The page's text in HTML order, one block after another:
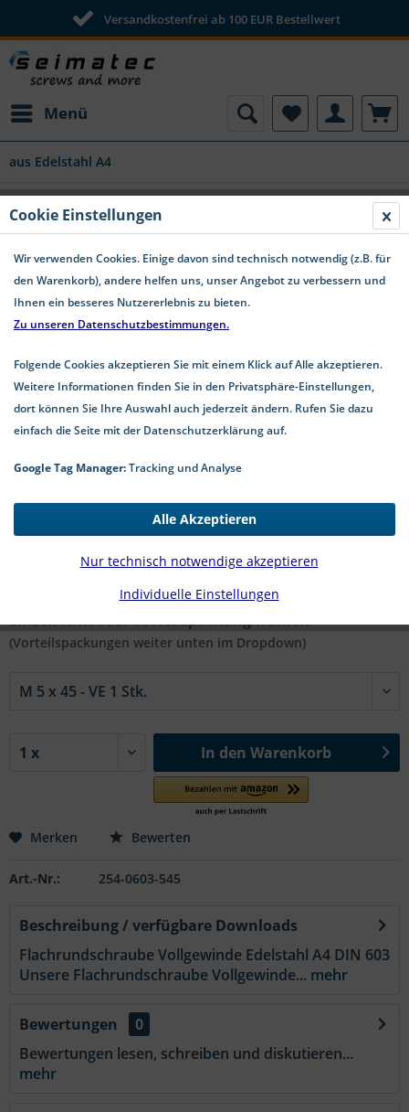
Versandkostenfrei ab 100 EUR Bestellwert
Menü
aus Edelstahl A4
Flachrundschraube Vollgewinde
Edelstahl A4 DIN 603
0,97 € *
*inkl. MwSt.zzgl. Versandkosten
1-4 Werktage Lieferzeit
#DIN 603 A4 VG | Ø x l in mm:
Einzelstück oder Vorteilspackung wählen
(Vorteilspackungen weiter unten im Dropdown)
In den Warenkorb
Merken Bewerten
Art.-Nr.: 254-0603-545
Beschreibung / verfügbare Downloads
Flachrundschraube Vollgewinde Edelstahl A4 DIN 603
Unsere Flachrundschraube Vollgewinde... mehr
Bewertungen
0
Bewertungen lesen, schreiben und diskutieren...
mehr
Cookie Einstellungen
Wir verwenden Cookies. Einige davon sind technisch notwendig (z.B. für
den Warenkorb), andere helfen uns, unser Angebot zu verbessern und
Ihnen ein besseres Nutzererlebnis zu bieten.
Zu unseren Datenschutzbestimmungen.
Folgende Cookies akzeptieren Sie mit einem Klick auf Alle akzeptieren.
Weitere Informationen finden Sie in den Privatsphäre-Einstellungen,
dort können Sie Ihre Auswahl auch jederzeit ändern. Rufen Sie dazu
einfach die Seite mit der Datenschutzerklärung auf.
Google Tag Manager:Tracking und Analyse
Individuelle Einstellungen
Nur technisch notwendige akzeptieren
Alle Akzeptieren